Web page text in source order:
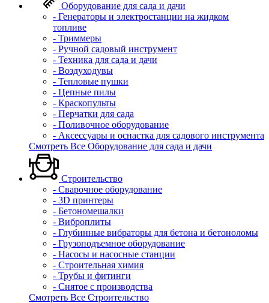
Оборудование для сада и дачи
- Генераторы и электростанции на жидком
топливе
- Триммеры
- Ручной садовый инструмент
- Техника для сада и дачи
- Воздуходувы
- Тепловые пушки
- Цепные пилы
- Краскопульты
- Перчатки для сада
- Поливочное оборудование
- Аксессуары и оснастка для садового инструмента
Смотреть Все Оборудование для сада и дачи
Строительство
- Сварочное оборудование
- 3D принтеры
- Бетономешалки
- Виброплиты
- Глубинные вибраторы для бетона и бетоноломы
- Грузоподъемное оборудование
- Насосы и насосные станции
- Строительная химия
- Трубы и фитинги
- Снятое с производства
Смотреть Все Строительство